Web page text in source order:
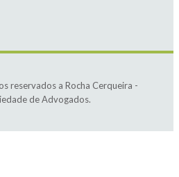
reservados a Rocha Cerqueira -
de Advogados.